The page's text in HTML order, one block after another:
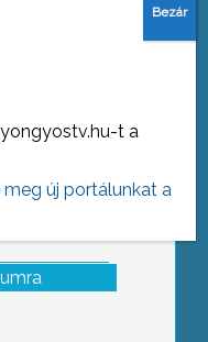
versenyen
t a
meg új portálunkat a